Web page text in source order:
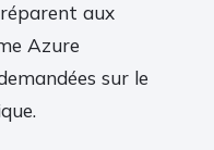
aux
Azure
sur le